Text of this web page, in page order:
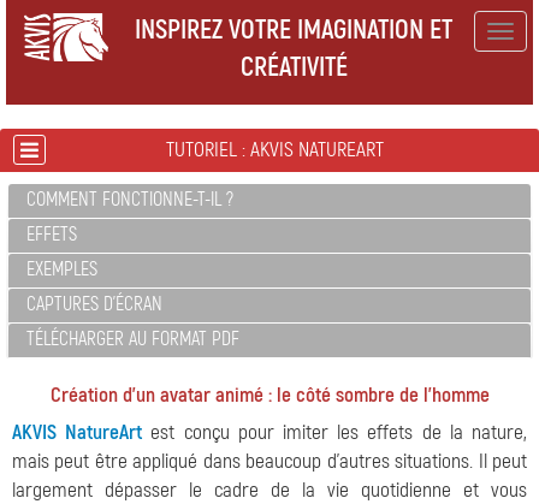
INSPIREZ VOTRE IMAGINATION ET
CRÉATIVITÉ
TUTORIEL : AKVIS NATUREART
COMMENT FONCTIONNE-T-IL ?
EFFETS
EXEMPLES
CAPTURES D'ÉCRAN
TÉLÉCHARGER AU FORMAT PDF
Création d'un avatar animé : le côté sombre de l'homme
AKVIS NatureArt est conçu pour imiter les effets de la nature,
mais peut être appliqué dans beaucoup d'autres situations. Il peut
largement dépasser le cadre de la vie quotidienne et vous